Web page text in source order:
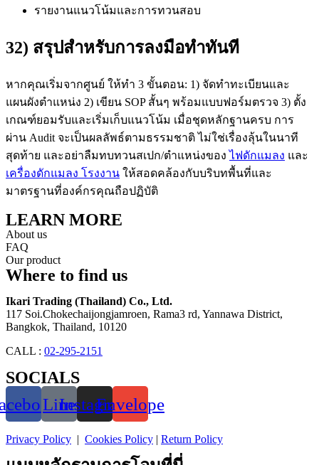
รายงานแนวโน้มและการทวนสอบ
32) สรุปสำหรับการลงมือทำทันที
หากคุณเริ่มจากศูนย์ ให้ทำ 3 ขั้นตอน: 1) จัดทำทะเบียนและ
แผนผังตำแหน่ง 2) เขียน SOP สั้นๆ พร้อมแบบฟอร์มตรวจ 3) ตั้ง
เกณฑ์ยอมรับและเริ่มเก็บแนวโน้ม เมื่อชุดหลักฐานครบ การ
ผ่าน Audit จะเป็นผลลัพธ์ตามธรรมชาติ ไม่ใช่เรื่องลุ้นในนาที
สุดท้าย และอย่าลืมทบทวนสเปก/ตำแหน่งของไฟดักแมลง และ
เครื่องดักแมลง โรงงาน ให้สอดคล้องกับบริบทพื้นที่และ
มาตรฐานที่องค์กรคุณถือปฏิบัติ
LEARN MORE
About us
FAQ
Our product
Where to find us
Ikari Trading (Thailand) Co., Ltd.
117 Soi.Chokechaijongjamroen, Rama3 rd, Yannawa District,
Bangkok, Thailand, 10120
CALL : 02-295-2151
SOCIALS
LineInstagramEnvelope
Privacy Policy | Cookies Policy | Return Policy